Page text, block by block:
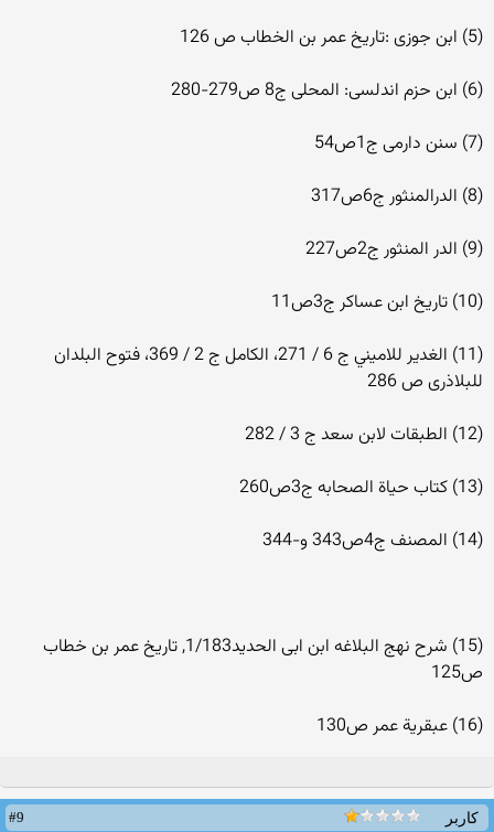
(5) ابن جوزی :تاریخ عمر بن الخطاب ص 126
(6) ابن حزم اندلسی: المحلی ج8 ص279-280
(7) سنن دارمی ج1ص54
(8) الدرالمنثور ج6ص317
(9) الدر المنثور ج2ص227
(10) تاریخ ابن عساکر ج3ص11
(11) الغدير للاميني ج 6 / 271، الكامل ج 2 / 369، فتوح البلدان
للبلاذرى ص 286
(12) الطبقات لابن سعد ج 3 / 282
(13) كتاب حياة الصحابه ج3ص260
(14) المصنف ج4ص343 و-344
(15) شرح نهج البلاغه ابن ابی الحدید1/183, تاریخ عمر بن خطاب
ص125
(16) عبقریة عمر ص130
کاربر
#9